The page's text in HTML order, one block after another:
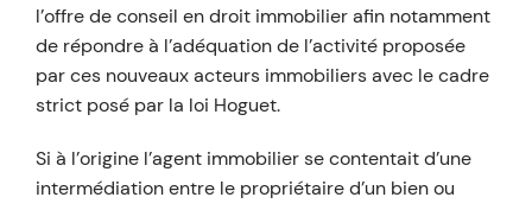
l’offre de conseil en droit immobilier afin notamment
de répondre à l’adéquation de l’activité proposée
par ces nouveaux acteurs immobiliers avec le cadre
strict posé par la loi Hoguet.
Si à l’origine l’agent immobilier se contentait d’une
intermédiation entre le propriétaire d’un bien ou